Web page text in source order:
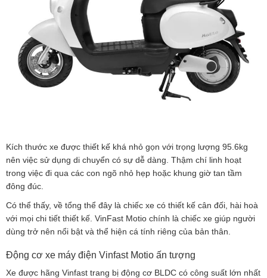
Kích thước xe được thiết kế khá nhỏ gọn với trọng lượng 95.6kg
nên việc sử dụng di chuyển có sự dễ dàng. Thậm chí linh hoạt
trong việc đi qua các con ngõ nhỏ hẹp hoặc khung giờ tan tầm
đông đúc.
Có thể thấy, về tổng thể đây là chiếc xe có thiết kế cân đối, hài hoà
với mọi chi tiết thiết kế. VinFast Motio chính là chiếc xe giúp người
dùng trở nên nổi bật và thể hiện cá tính riêng của bản thân.
Động cơ xe máy điện Vinfast Motio ấn tượng
Xe được hãng Vinfast trang bị động cơ BLDC có công suất lớn nhất